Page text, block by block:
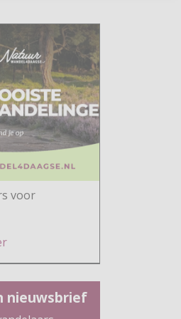
voor
nieuwsbrief